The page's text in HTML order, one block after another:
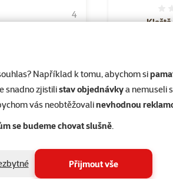
Například k tomu, abychom si
snadno zjistilistav objednávkya nemuseli
vás neobtěžovalinevhodnou
se budeme chovat slušně.
Přijmout vše
20%
4
6
17
Kleště
Skladem